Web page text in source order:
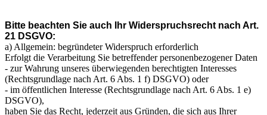
Bitte beachten Sie auch Ihr Widerspruchsrecht nach Art.
21 DSGVO:
a) Allgemein: begründeter Widerspruch erforderlich
Erfolgt die Verarbeitung Sie betreffender personenbezogener Daten
- zur Wahrung unseres überwiegenden berechtigten Interesses
(Rechtsgrundlage nach Art. 6 Abs. 1 f) DSGVO) oder
- im öffentlichen Interesse (Rechtsgrundlage nach Art. 6 Abs. 1 e)
DSGVO),
haben Sie das Recht, jederzeit aus Gründen, die sich aus Ihrer